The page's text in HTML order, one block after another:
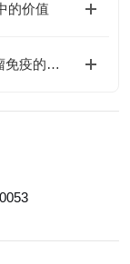
的价值
人源M-CSF蛋白：解锁巨噬细胞研究与肿瘤免疫的科研密钥